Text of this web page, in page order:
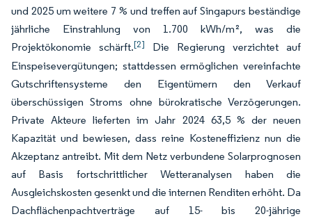
und 2025 um weitere 7 % und treffen auf Singapurs beständige
jährliche Einstrahlung von 1.700 kWh/m², was die
Projektökonomie schärft.[2]
Die Regierung verzichtet auf
Einspeisevergütungen; stattdessen ermöglichen vereinfachte
Gutschriftensysteme den Eigentümern den Verkauf
überschüssigen Stroms ohne bürokratische Verzögerungen.
Private Akteure lieferten im Jahr 2024 63,5 % der neuen
Kapazität und bewiesen, dass reine Kosteneffizienz nun die
Akzeptanz antreibt. Mit dem Netz verbundene Solarprognosen
auf Basis fortschrittlicher Wetteranalysen haben die
Ausgleichskosten gesenkt und die internen Renditen erhöht. Da
Dachflächenpachtverträge auf 15- bis 20-jährige